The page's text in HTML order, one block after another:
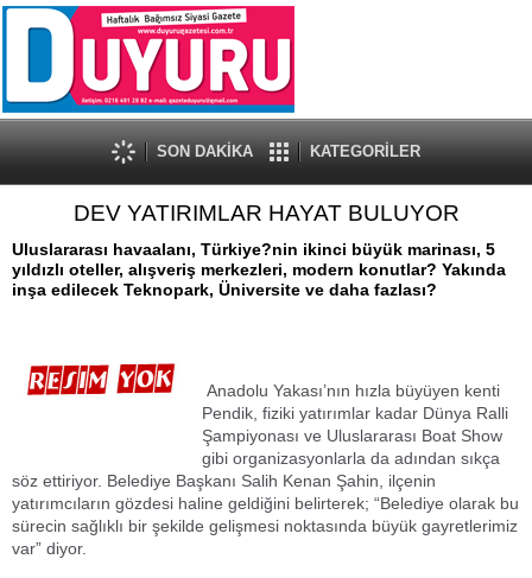
SON DAKİKA KATEGORİLER
DEV YATIRIMLAR HAYAT BULUYOR
Uluslararası havaalanı, Türkiye?nin ikinci büyük marinası, 5
yıldızlı oteller, alışveriş merkezleri, modern konutlar? Yakında
inşa edilecek Teknopark, Üniversite ve daha fazlası?
Anadolu Yakası’nın hızla büyüyen kenti
Pendik, fiziki yatırımlar kadar Dünya Ralli
Şampiyonası ve Uluslararası Boat Show
gibi organizasyonlarla da adından sıkça
söz ettiriyor. Belediye Başkanı Salih Kenan Şahin, ilçenin
yatırımcıların gözdesi haline geldiğini belirterek; “Belediye olarak bu
sürecin sağlıklı bir şekilde gelişmesi noktasında büyük gayretlerimiz
var” diyor.